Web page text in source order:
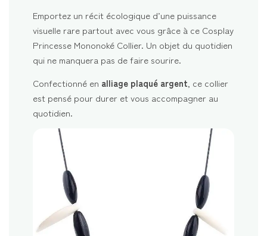
Emportez un récit écologique d’une puissance
visuelle rare partout avec vous grâce à ce Cosplay
Princesse Mononoké Collier. Un objet du quotidien
qui ne manquera pas de faire sourire.
Confectionné en alliage plaqué argent , ce collier
est pensé pour durer et vous accompagner au
quotidien.